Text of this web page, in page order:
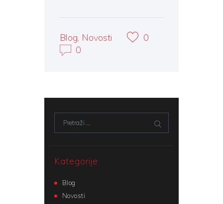
Blog, Novosti
0
0
Kategorije
Blog
Novosti